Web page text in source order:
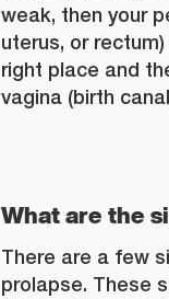
weak, then your
uterus, or
right place and
vagina (birth
What are the
There are a few
prolapse. These